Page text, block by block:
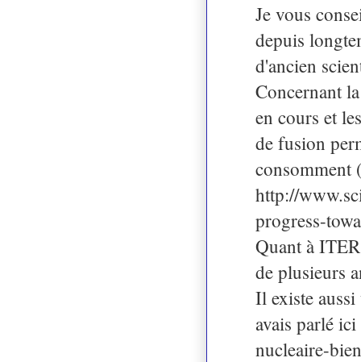
Je vous
depuis
d'ancien
Concernant
en cours et
de fusion
consomment
http://
progress-
Quant à
de plusieurs
Il existe
avais parlé
nucleaire-